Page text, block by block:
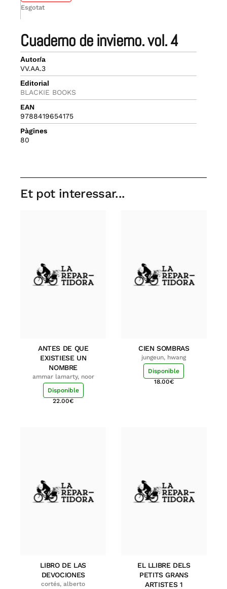
cuaderno de invierno. vol. 4
Autor/a
VV.AA.3
Editorial
BLACKIE BOOKS
EAN
9788419654175
Pàgines
80
Esgotat
Et pot interessar...
ANTES DE QUE
EXISTIESE UN
NOMBRE
ammar lamarty, noor
Disponible
22.00€
CIEN SOMBRAS
jungeun, hwang
Disponible
18.00€
LIBRO DE LAS
DEVOCIONES
cortés, alberto
EL LLIBRE DELS
PETITS GRANS
ARTISTES 1